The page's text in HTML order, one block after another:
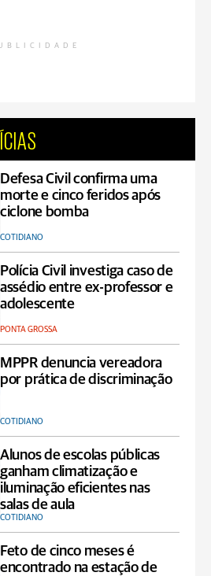
Defesa Civil confirma uma
morte e cinco feridos após
ciclone bomba
COTIDIANO
Polícia Civil investiga caso de
assédio entre ex-professor e
adolescente
PONTA GROSSA
MPPR denuncia vereadora
por prática de discriminação
COTIDIANO
Alunos de escolas públicas
ganham climatização e
iluminação eficientes nas
salas de aula
COTIDIANO
Feto de cinco meses é
encontrado na estação de